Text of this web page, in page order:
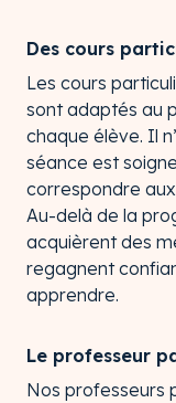
Des cours
Les cours
sont adaptés au
chaque élève. Il
séance est
correspondre
Au-delà de la
acquièrent des
regagnent
apprendre.
Le professeur
Nos professeurs